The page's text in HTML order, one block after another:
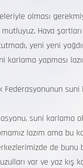
olması
Hava
yeni yeni
yapması
Federasyonunun
suni
lazım ama bu
de bunu
var ve yaz